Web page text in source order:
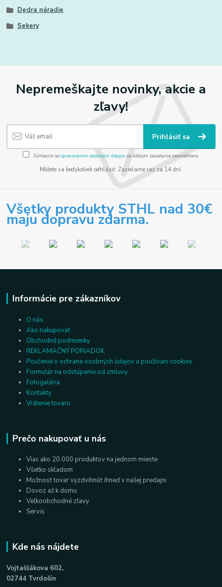
Dedra náradie
Sekery
Nepremeškajte novinky, akcie a
zľavy!
Prihlásiť sa
Súhlasím sospracovaním osobných údajov za účelom zasielania newslettera.
Môžete sa kedykoľvek odhlásiť. Zasielame raz za 14 dní.
Všetky produkty STHL nad 30€
maju dopravu zdarma.
Informácie pre zákazníkov
O nás
Ako nakupovať
Obchodné podmienky
REKLAMAČNÝ PORIADOK
Poučenie o ochrane osobných údajov a používaní cookies
Formulár na odstúpenie od zmluvy
Fotogaléria
Kontakty
Vrátenie tovaru
Prečo nakupovať u nás
Viac ako 20 000 produktov na jednom mieste
Všetko skladom
Možnosť tovar vyzdvihnúť ihneď v našej predajni
Dovoz až k domu
Veľkoobchodné zľavy
Servis
Kde nás nájdete
Vojtaššákova 602,
02744 Tvrdošín